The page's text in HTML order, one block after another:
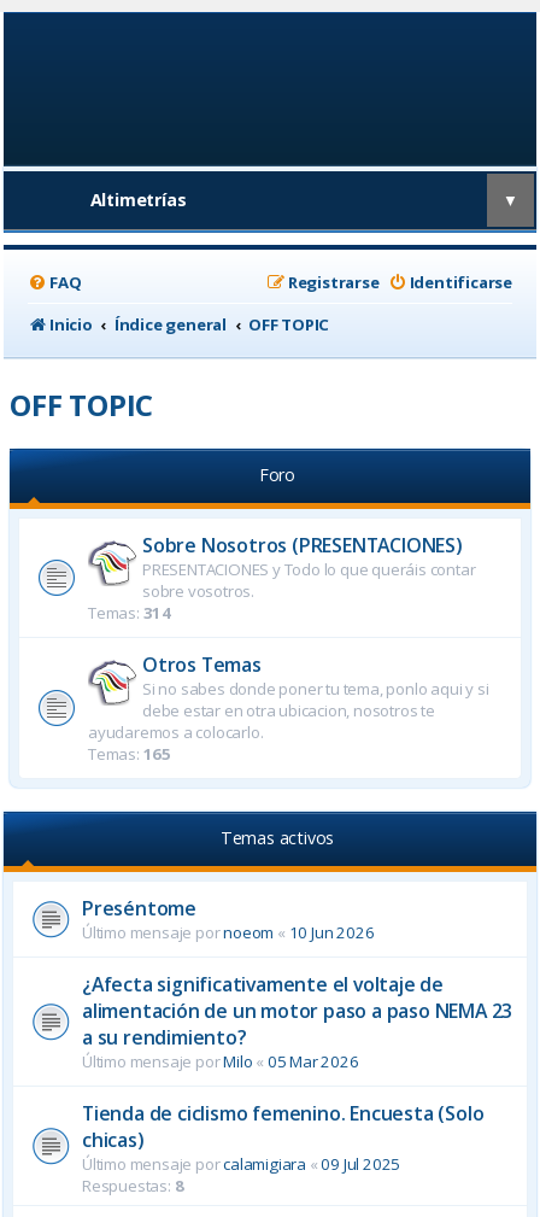
Altimetrías ▼
FAQ Identificarse
Registrarse
Inicio
Índice general OFF TOPIC
OFF TOPIC
Foro
Sobre Nosotros (PRESENTACIONES)
PRESENTACIONES y Todo lo que queráis contar
sobre vosotros.
Temas: 314
Otros Temas
Si no sabes donde poner tu tema, ponlo aqui y si
debe estar en otra ubicacion, nosotros te
ayudaremos a colocarlo.
Temas: 165
Temas activos
Preséntome
Último mensaje pornoeom « 10 Jun 2026
¿Afecta significativamente el voltaje de
alimentación de un motor paso a paso NEMA 23
a su rendimiento?
Último mensaje porMilo « 05 Mar 2026
Tienda de ciclismo femenino. Encuesta (Solo
chicas)
Último mensaje porcalamigiara «09 Jul 2025
Respuestas: 8